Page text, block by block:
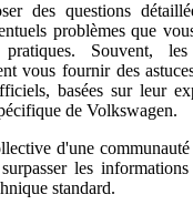
des questions
problèmes que
Souvent,
vous fournir des
basées sur leur
de Volkswagen.
d'une communauté
les
standard.